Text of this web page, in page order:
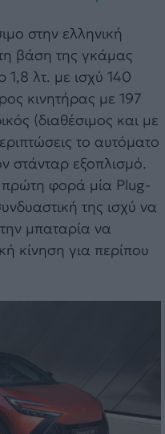
στην ελληνική
βάση της γκάμας
1,8 λτ. με ισχύ 140
κινητήρας με 197
(διαθέσιμος και με
το αυτόματο
στάνταρ εξοπλισμό.
φορά μία Plug-
της ισχύ να
μπαταρία να
κίνηση για περίπου